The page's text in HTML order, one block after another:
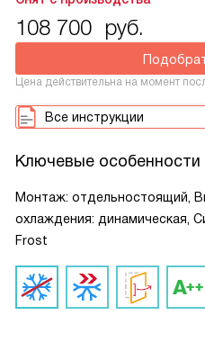
108 700 руб.
Цена действительна на момент
Все инструкции
Ключевые особенности
Монтаж: отдельностоящий,
охлаждения: динамическая,
Frost